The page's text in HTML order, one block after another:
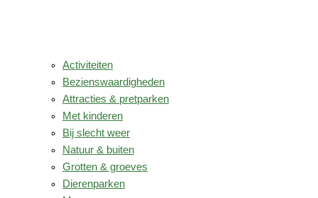
Activiteiten
Bezienswaardigheden
Attracties & pretparken
Met kinderen
Bij slecht weer
Natuur & buiten
Grotten & groeves
Dierenparken